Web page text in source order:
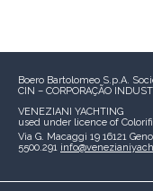
Boero Bartolomeo S.p.A.
CIN – CORPORAÇÃO
VENEZIANI YACHTING
used under licence of
Via G. Macaggi 19 16121
5500.291